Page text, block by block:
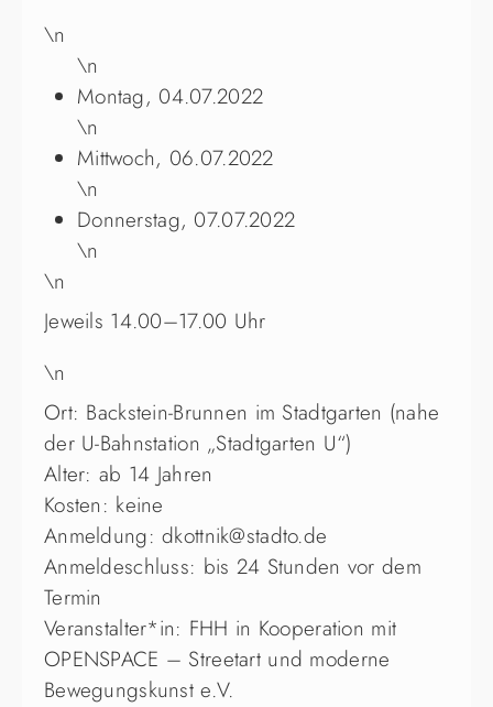
\n
\n
Montag, 04.07.2022
\n
Mittwoch, 06.07.2022
\n
Donnerstag, 07.07.2022
\n
\n
Jeweils 14.00–17.00 Uhr
\n
Ort: Backstein-Brunnen im Stadtgarten (nahe
der U-Bahnstation „Stadtgarten U“)
Alter: ab 14 Jahren
Kosten: keine
Anmeldung: dkottnik@stadto.de
Anmeldeschluss: bis 24 Stunden vor dem
Termin
Veranstalter*in: FHH in Kooperation mit
OPENSPACE – Streetart und moderne
Bewegungskunst e.V.